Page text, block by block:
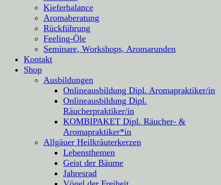
Kieferbalance
Aromaberatung
Rückführung
Feeling-Öle
Seminare, Workshops, Aromarunden
Kontakt
Shop
Ausbildungen
Onlineausbildung Dipl. Aromapraktiker/in
Onlineausbildung Dipl.
Räucherpraktiker/in
KOMBIPAKET Dipl. Räucher- &
Aromapraktiker*in
Allgäuer Heilkräuterkerzen
Lebensthemen
Geist der Bäume
Jahresrad